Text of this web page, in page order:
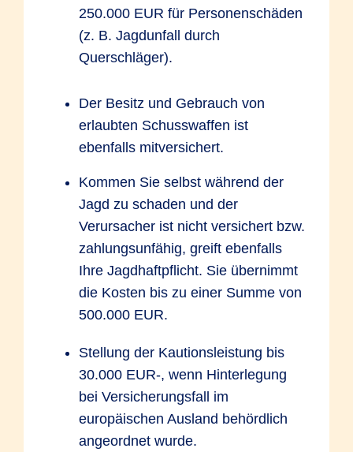
250.000 EUR für Personenschäden
(z. B. Jagdunfall durch
Querschläger).
Der Besitz und Gebrauch von
erlaubten Schusswaffen ist
ebenfalls mitversichert.
Kommen Sie selbst während der
Jagd zu schaden und der
Verursacher ist nicht versichert bzw.
zahlungsunfähig, greift ebenfalls
Ihre Jagdhaftpflicht. Sie übernimmt
die Kosten bis zu einer Summe von
500.000 EUR.
Stellung der Kautionsleistung bis
30.000 EUR-, wenn Hinterlegung
bei Versicherungsfall im
europäischen Ausland behördlich
angeordnet wurde.